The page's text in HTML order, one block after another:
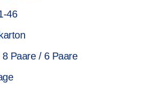
46
Paare / 6 Paare